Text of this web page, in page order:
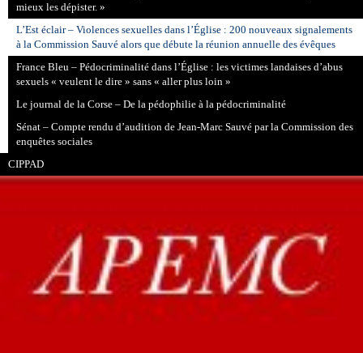
mieux les dépister. »
L’Est éclair – Violences sexuelles dans l’Église : 200 nouveaux signalements
à la Commission Sauvé alors que débute la réunion annuelle des évêques
France Bleu – Pédocriminalité dans l’Église : les victimes landaises d’abus
sexuels « veulent le dire » sans « aller plus loin »
Le journal de la Corse – De la pédophilie à la pédocriminalité
Sénat – Compte rendu d’audition de Jean-Marc Sauvé par la Commission des
enquêtes sociales
CIPPAD